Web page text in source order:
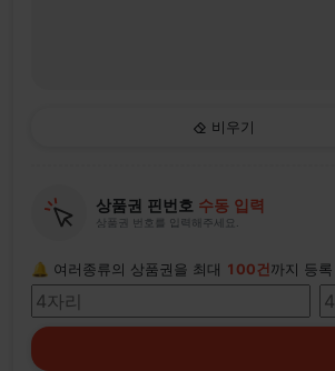
비우기
상품권 핀번호 수동 입력
상품권 번호를 입력해주세요.
🔔 여러종류의 상품권을 최대 100건 까지 등